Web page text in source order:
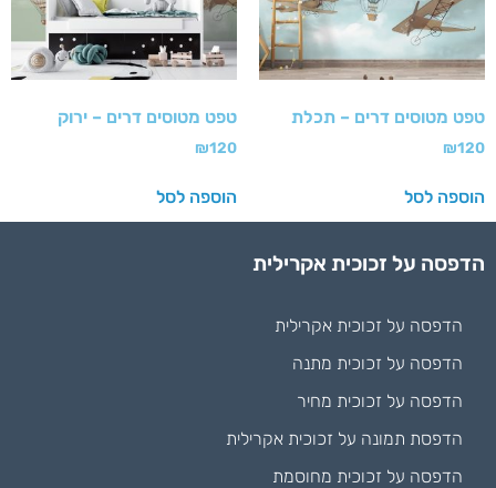
טפט מטוסים דרים – תכלת
₪120
הוספה לסל
טפט מטוסים דרים – ירוק
₪120
הוספה לסל
הדפסה על זכוכית אקרילית
הדפסה על זכוכית אקרילית
הדפסה על זכוכית מתנה
הדפסה על זכוכית מחיר
הדפסת תמונה על זכוכית אקרילית
הדפסה על זכוכית מחוסמת